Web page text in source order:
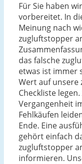
Für Sie haben
vorbereitet. In
Meinung nach
zugluftstopper
das falsche
etwas ist immer
Wert auf unsere
Checkliste
Vergangenheit
Fehlkäufen
Ende. Eine
gehört einfach
zugluftstopper
informieren.